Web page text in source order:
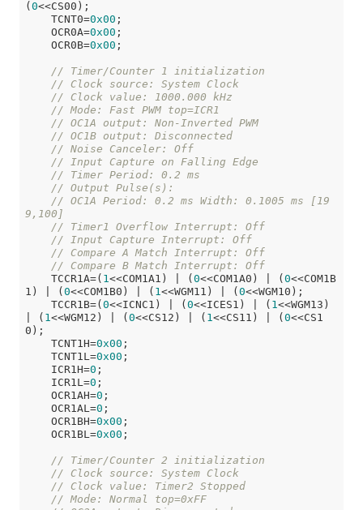
(0<<CS00);
    TCNT0=
0x00 ;
    OCR0A=
0x00 ;
    OCR0B=
0x00 ;
// Timer/Counter 1 initialization
// Clock source: System Clock
// Clock value: 1000.000 kHz
// Mode: Fast PWM top=ICR1
// OC1A output: Non-Inverted PWM
// OC1B output: Disconnected
// Noise Canceler: Off
// Input Capture on Falling Edge
// Timer Period: 0.2 ms
// Output Pulse(s):
// OC1A Period: 0.2 ms Width: 0.1005 ms [19
9,100]
// Timer1 Overflow Interrupt: Off
// Input Capture Interrupt: Off
// Compare A Match Interrupt: Off
// Compare B Match Interrupt: Off
    TCCR1A=(
1 <<COM1A1) | (0<<COM1A0) | (0<<COM1B
1) | (0<<COM1B0) | ( 1 <<WGM11) | (0<<WGM10);
    TCCR1B=(
0<<ICNC1) | (0<<ICES1) | ( 1 <<WGM13)
| ( 1 <<WGM12) | (0<<CS12) | ( 1 <<CS11) | (0<<CS1
0);
    TCNT1H=
0x00 ;
    TCNT1L=
0x00 ;
    ICR1H=
0 ;
    ICR1L=
0 ;
    OCR1AH=
0 ;
    OCR1AL=
0 ;
    OCR1BH=
0x00 ;
    OCR1BL=
0x00 ;
// Timer/Counter 2 initialization
// Clock source: System Clock
// Clock value: Timer2 Stopped
// Mode: Normal top=0xFF